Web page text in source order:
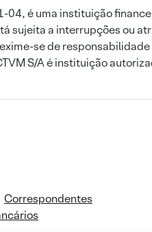
é uma instituição
sujeita a interrupções ou
se de
S/A é instituição
Correspondentes